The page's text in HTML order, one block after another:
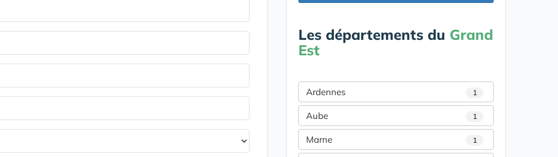
Les départements du Grand
Est
Ardennes 1
Aube 1
Marne 1